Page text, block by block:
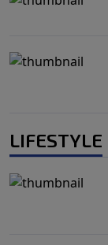
LIFESTYLE